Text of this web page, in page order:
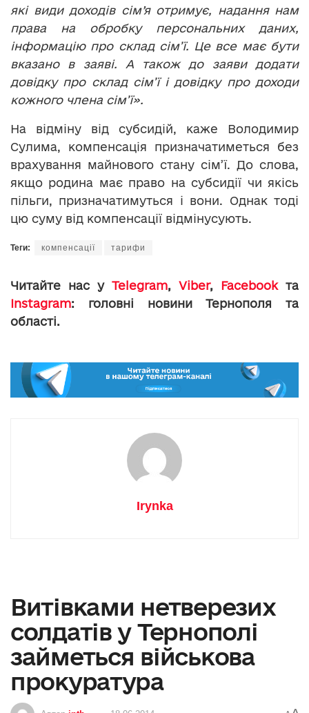
які види доходів сім’я отримує, надання нам
права на обробку персональних даних,
інформацію про склад сім’ї. Це все має бути
вказано в заяві. А також до заяви додати
довідку про склад сім’ї і довідку про доходи
кожного члена сім’ї».
На відміну від субсидій, каже Володимир
Сулима, компенсація призначатиметься без
врахування майнового стану сім’ї. До слова,
якщо родина має право на субсидії чи якісь
пільги, призначатимуться і вони. Однак тоді
цю суму від компенсації відмінусують.
Теги: компенсації тарифи
Читайте нас у Telegram, Viber, Facebookта
Instagram: головні новини Тернополя та
області.
Irynka
Витівками нетверезих
солдатів у Тернополі
займеться військова
прокуратура